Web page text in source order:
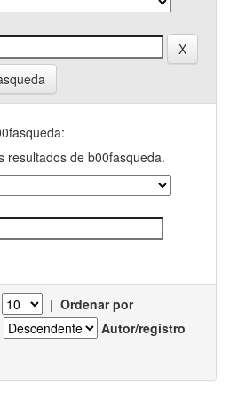
resultados de b00fasqueda.
| Ordenar por
Autor/registro